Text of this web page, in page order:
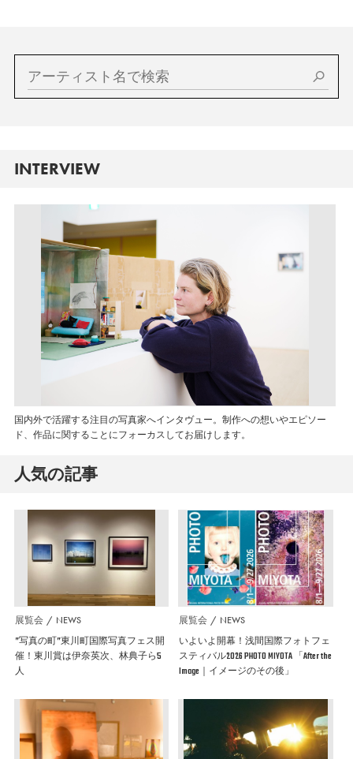
INTERVIEW
国内外で活躍する注目の写真家へインタヴュー。制作への想いやエピソー
ド、作品に関することにフォーカスしてお届けします。
人気の記事
展覧会 NEWS
”写真の町”東川町国際写真フェス開
催！東川賞は伊奈英次、林典子ら5
人
展覧会 NEWS
いよいよ開幕！浅間国際フォトフェ
スティバル2026 PHOTO MIYOTA 「After the
Image｜イメージのその後」